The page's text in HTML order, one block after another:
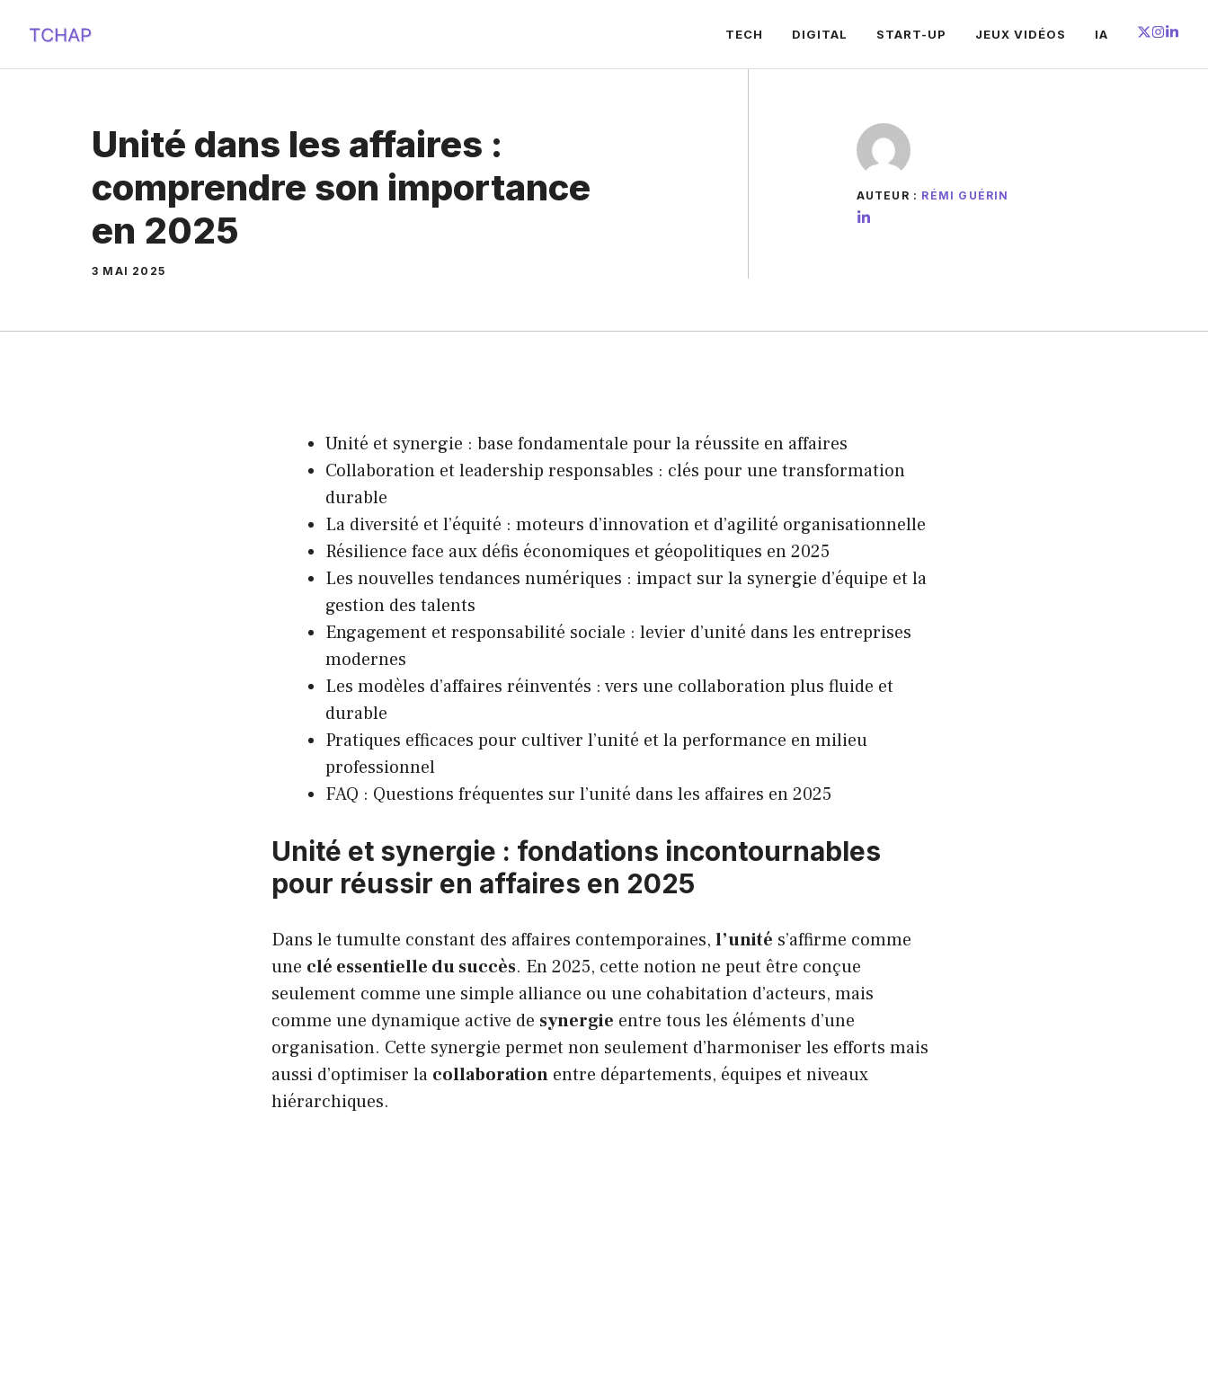
contenu
TECH DIGITAL START-UP JEUX VIDÉOS IA
Unité dans les affaires :
comprendre son importance
en 2025
3 MAI 2025
AUTEUR : RÉMI GUÉRIN
Unité et synergie : base fondamentale pour la réussite en affaires
Collaboration et leadership responsables : clés pour une transformation
durable
La diversité et l’équité : moteurs d’innovation et d’agilité organisationnelle
Résilience face aux défis économiques et géopolitiques en 2025
Les nouvelles tendances numériques : impact sur la synergie d’équipe et la
gestion des talents
Engagement et responsabilité sociale : levier d’unité dans les entreprises
modernes
Les modèles d’affaires réinventés : vers une collaboration plus fluide et
durable
Pratiques efficaces pour cultiver l’unité et la performance en milieu
professionnel
FAQ : Questions fréquentes sur l’unité dans les affaires en 2025
Unité et synergie : fondations incontournables
pour réussir en affaires en 2025
Dans le tumulte constant des affaires contemporaines, l’unité s’affirme comme
une clé essentielle du succès. En 2025, cette notion ne peut être conçue
seulement comme une simple alliance ou une cohabitation d’acteurs, mais
comme une dynamique active de synergie entre tous les éléments d’une
organisation. Cette synergie permet non seulement d’harmoniser les efforts mais
aussi d’optimiser la collaboration entre départements, équipes et niveaux
hiérarchiques.